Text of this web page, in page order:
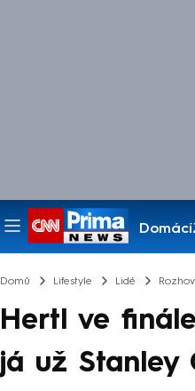
Domácí
Pořady
Domů Lifestyle Lidé
Hertl ve
já už Stanley